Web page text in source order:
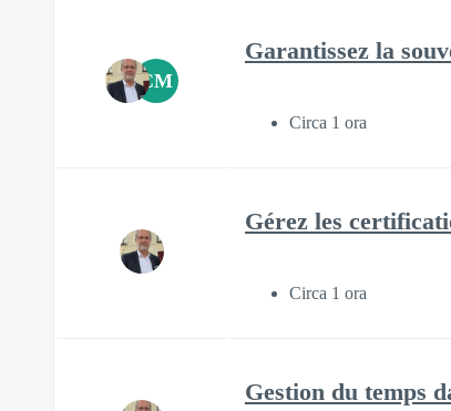
CM
Garantissez la
Circa 1 ora
Gérez les
Circa 1 ora
Gestion du temps